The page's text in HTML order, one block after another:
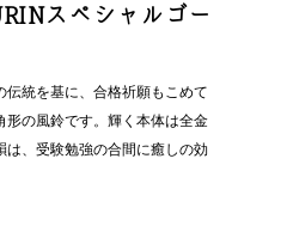
スペシャルゴー
伝統を基に、合格祈願もこめて
形の風鈴です。輝く本体は全金
は、受験勉強の合間に癒しの効